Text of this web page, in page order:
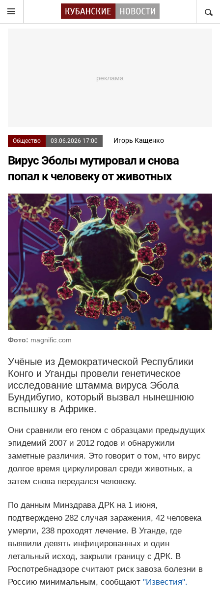
Общество 03.06.2026 17:00 Игорь Кащенко
Вирус Эболы мутировал и снова
попал к человеку от животных
Фото: magnific.com
Учёные из Демократической Республики
Конго и Уганды провели генетическое
исследование штамма вируса Эбола
Бундибугио, который вызвал нынешнюю
вспышку в Африке.
Они сравнили его геном с образцами предыдущих
эпидемий 2007 и 2012 годов и обнаружили
заметные различия. Это говорит о том, что вирус
долгое время циркулировал среди животных, а
затем снова передался человеку.
По данным Минздрава ДРК на 1 июня,
подтверждено 282 случая заражения, 42 человека
умерли, 238 проходят лечение. В Уганде, где
выявили девять инфицированных и один
летальный исход, закрыли границу с ДРК. В
Роспотребнадзоре считают риск завоза болезни в
Россию минимальным, сообщают "Известия".